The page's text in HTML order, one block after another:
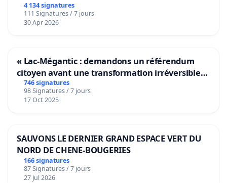
4 134 signatures
111 Signatures / 7 jours
30 Apr 2026
« Lac-Mégantic : demandons un référendum
citoyen avant une transformation irréversible
de notre territoire »
746 signatures
98 Signatures / 7 jours
17 Oct 2025
SAUVONS LE DERNIER GRAND ESPACE VERT DU
NORD DE CHENE-BOUGERIES
166 signatures
87 Signatures / 7 jours
27 Jul 2026